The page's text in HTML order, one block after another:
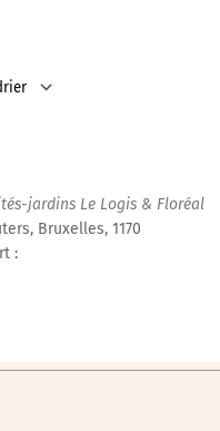
jardins Le Logis & Floréal
Bruxelles, 1170
: